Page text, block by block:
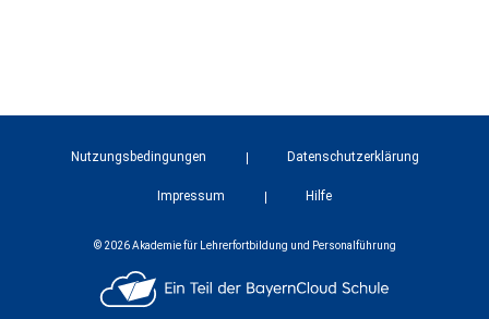
Nutzungsbedingungen Datenschutzerklärung
Impressum Hilfe
© 2026 Akademie für Lehrerfortbildung und Personalführung